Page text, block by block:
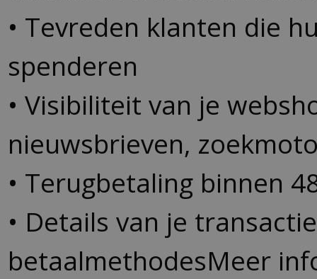
• Tevreden klanten die
spenderen
• Visibiliteit van je
nieuwsbrieven,
• Terugbetaling binnen
• Details van je
betaalmethodesMeer